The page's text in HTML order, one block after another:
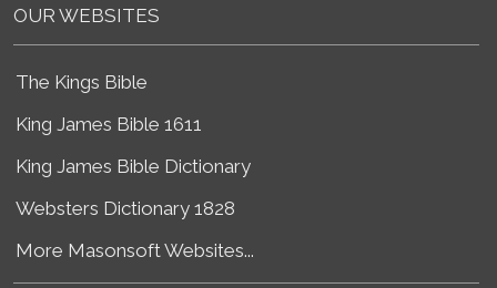
OUR WEBSITES
The Kings Bible
King James Bible 1611
King James Bible Dictionary
Websters Dictionary 1828
More Masonsoft Websites...